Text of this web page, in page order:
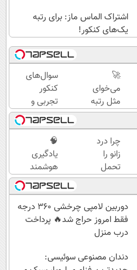
اشتراک الماس ماز: برای رتبه
یک‌های کنکور!
🚀
می‌خوای
مثل رتبه
برترا
بدرخشی؟
جمع‌بندی
تابستون
رایگان
ماز 📚
سوال‌های
کنکور
تجربی و
ریاضی در
پکیج ماز
چرا درد
زانو را
تحمل
می‌کنی؟
خیلی
ساده
درمنزل
درمانش
🧠
یادگیری
هوشمند
یعنی ماز!
جمع‌بندی
تابستون
رایگان رو
دوربین لامپی چرخشی 360 درجه
فقط امروز حراج شد🔥 پرداخت
درب منزل
دندان مصنوعی سوئیسی: